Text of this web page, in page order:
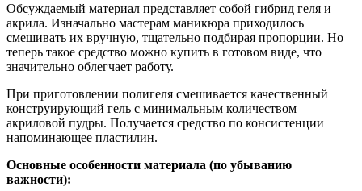
Обсуждаемый материал представляет собой гибрид геля и
акрила. Изначально мастерам маникюра приходилось
смешивать их вручную, тщательно подбирая пропорции. Но
теперь такое средство можно купить в готовом виде, что
значительно облегчает работу.
При приготовлении полигеля смешивается качественный
конструирующий гель с минимальным количеством
акриловой пудры. Получается средство по консистенции
напоминающее пластилин.
Основные особенности материала (по убыванию
важности):